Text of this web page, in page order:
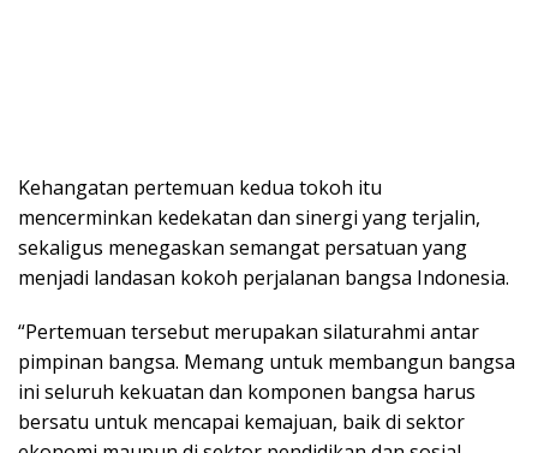
Kehangatan pertemuan kedua tokoh itu
mencerminkan kedekatan dan sinergi yang terjalin,
sekaligus menegaskan semangat persatuan yang
menjadi landasan kokoh perjalanan bangsa Indonesia.
“Pertemuan tersebut merupakan silaturahmi antar
pimpinan bangsa. Memang untuk membangun bangsa
ini seluruh kekuatan dan komponen bangsa harus
bersatu untuk mencapai kemajuan, baik di sektor